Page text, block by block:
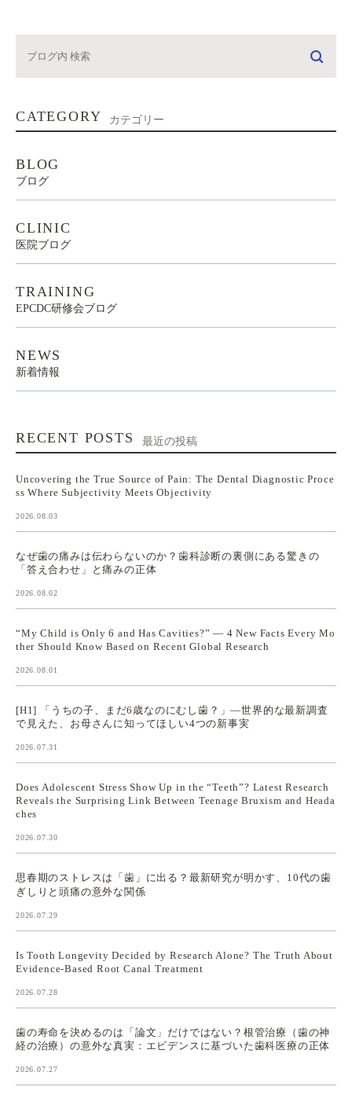
CATEGORY カテゴリー
BLOG
ブログ
CLINIC
医院ブログ
TRAINING
EPCDC研修会ブログ
NEWS
新着情報
RECENT POSTS 最近の投稿
Uncovering the True Source of Pain: The Dental Diagnostic Proce
ss Where Subjectivity Meets Objectivity
2026.08.03
なぜ歯の痛みは伝わらないのか？歯科診断の裏側にある驚きの
「答え合わせ」と痛みの正体
2026.08.02
“My Child is Only 6 and Has Cavities?” — 4 New Facts Every Mo
ther Should Know Based on Recent Global Research
2026.08.01
[H1] 「うちの子、まだ6歳なのにむし歯？」—世界的な最新調査
で見えた、お母さんに知ってほしい4つの新事実
2026.07.31
Does Adolescent Stress Show Up in the “Teeth”? Latest Research
Reveals the Surprising Link Between Teenage Bruxism and Heada
ches
2026.07.30
思春期のストレスは「歯」に出る？最新研究が明かす、10代の歯
ぎしりと頭痛の意外な関係
2026.07.29
Is Tooth Longevity Decided by Research Alone? The Truth About
Evidence-Based Root Canal Treatment
2026.07.28
歯の寿命を決めるのは「論文」だけではない？根管治療（歯の神
経の治療）の意外な真実：エビデンスに基づいた歯科医療の正体
2026.07.27